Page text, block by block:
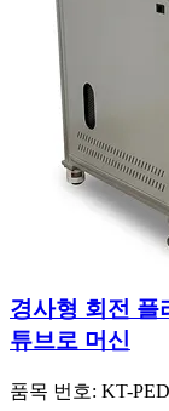
경사형 회전 플
튜브로 머신
품목 번호: KT-PED